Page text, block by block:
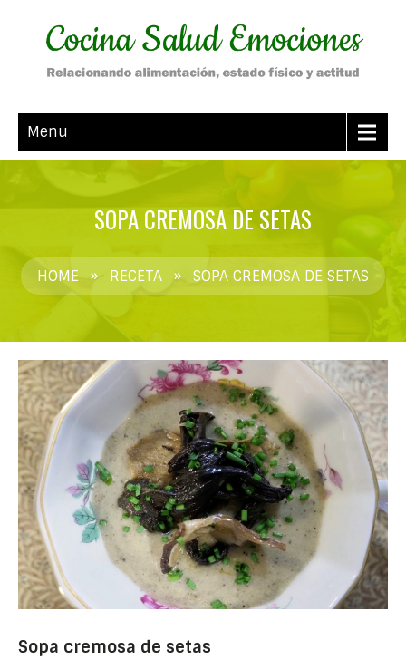
Menu
SOPA CREMOSA DE SETAS
HOME » RECETA » SOPA CREMOSA DE SETAS
Sopa cremosa de setas